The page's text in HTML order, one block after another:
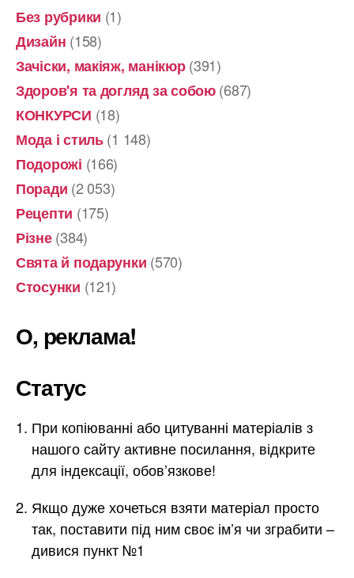
Без рубрики (1)
Дизайн (158)
Зачіски, макіяж, манікюр(391)
Здоров'я та догляд за собою(687)
КОНКУРСИ (18)
Мода і стиль(1 148)
Подорожі (166)
Поради (2 053)
Рецепти (175)
Різне(384)
Свята й подарунки (570)
Стосунки (121)
О, реклама!
Статус
При копіюванні або цитуванні матеріалів з
нашого сайту активне посилання, відкрите
для індексації, обов’язкове!
Якщо дуже хочеться взяти матеріал просто
так, поставити під ним своє ім’я чи зграбити –
дивися пункт №1